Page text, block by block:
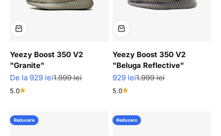
Yeezy Boost 350 V2
"Granite"
Pret redus
De la 929 leiPret normal
1.999 lei
5.0
Yeezy Boost 350 V2
"Beluga Reflective"
Pret redus
929 leiPret normal
1.999 lei
5.0
Reducere Reducere